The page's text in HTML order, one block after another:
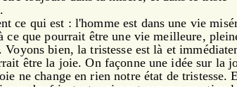
ce qui est : l'homme est dans une vie
ce que pourrait être une vie meilleure,
Voyons bien, la tristesse est là et
être la joie. On façonne une idée sur la
ne change en rien notre état de tristesse.